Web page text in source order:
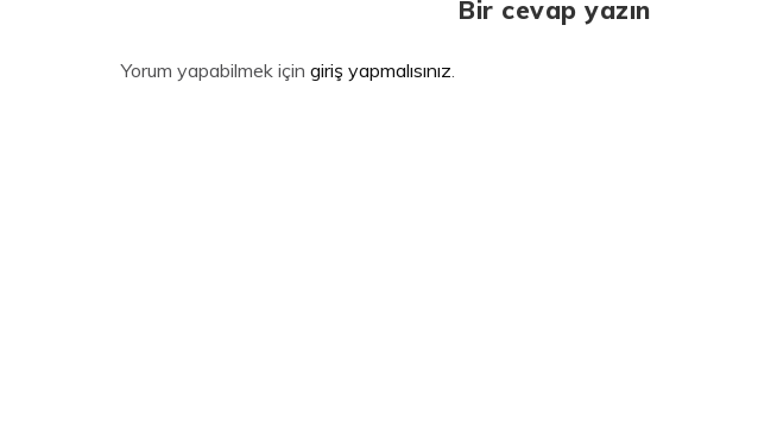
Bir cevap yazın
Yorum yapabilmek için giriş yapmalısınız.